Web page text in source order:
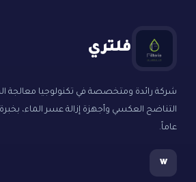
فلتري
شركة رائدة ومتخصصة في تكنولوجيا معالجة
عاماً.
w